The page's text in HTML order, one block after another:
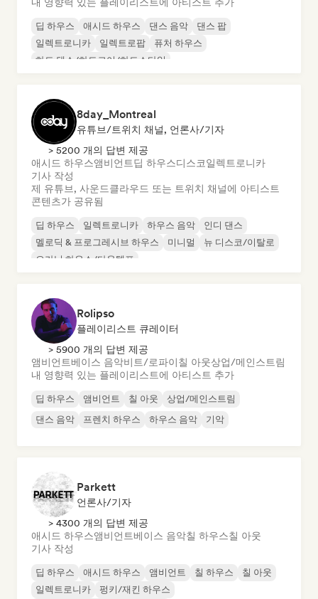
딥 하우스 애시드 하우스 댄스 음악
댄스 팝
일렉트로니카
일렉트로팝
퓨처 하우스
하드 댄스/하드코어/하드스타일
8day_Montreal
유튜브/트위치 채널, 언론사/기자
> 5200 개의 답변 제공
애시드 하우스앰비언트딥 하우스디스코일렉트로니카
기사 작성
제 유튜브, 사운드클라우드 또는 트위치 채널에 아티스트
콘텐츠가 공유됨
딥 하우스 일렉트로니카 하우스 음악
인디 댄스
멜로딕 & 프로그레시브 하우스
미니멀
뉴 디스코/이탈로
오가닉 하우스/다운템포
Rolipso
플레이리스트 큐레이터
> 5900 개의 답변 제공
앰비언트베이스 음악비트/로파이칠 아웃상업/메인스트림
내 영향력 있는 플레이리스트에 아티스트 추가
딥 하우스 앰비언트 칠 아웃
상업/메인스트림
댄스 음악
프렌치 하우스 하우스 음악 기악
Parkett
언론사/기자
> 4300 개의 답변 제공
애시드 하우스앰비언트베이스 음악칠 하우스칠 아웃
기사 작성
딥 하우스 애시드 하우스 앰비언트 칠 하우스
칠 아웃
일렉트로니카
펑키/재킨 하우스